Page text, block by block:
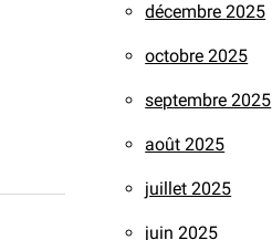
décembre 2025
octobre 2025
septembre 2025
août 2025
juillet 2025
juin 2025